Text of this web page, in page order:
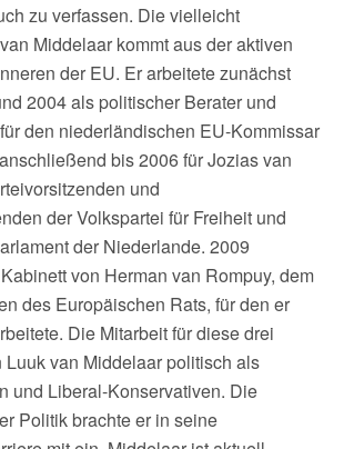
zu verfassen. Die vielleicht
Middelaar kommt aus der aktiven
der EU. Er arbeitete zunächst
2004 als politischer Berater und
den niederländischen EU-Kommissar
bis 2006 für Jozias van
und
der Volkspartei für Freiheit und
der Niederlande. 2009
von Herman van Rompuy, dem
des Europäischen Rats, für den er
Die Mitarbeit für diese drei
Luuk van Middelaar politisch als
und Liberal-Konservativen. Die
Politik brachte er in seine